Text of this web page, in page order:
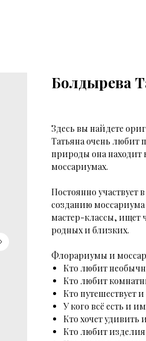
Болдырева
Здесь вы найдете
Татьяна очень любит
природы она находит
моссариумах.
Постоянно участвует
созданию моссариума
мастер-классы, ищет
родных и близких.
Флорариумы и
Кто любит
Кто любит
Кто путешествует
У кого всё есть и
Кто хочет удивить
Кто любит